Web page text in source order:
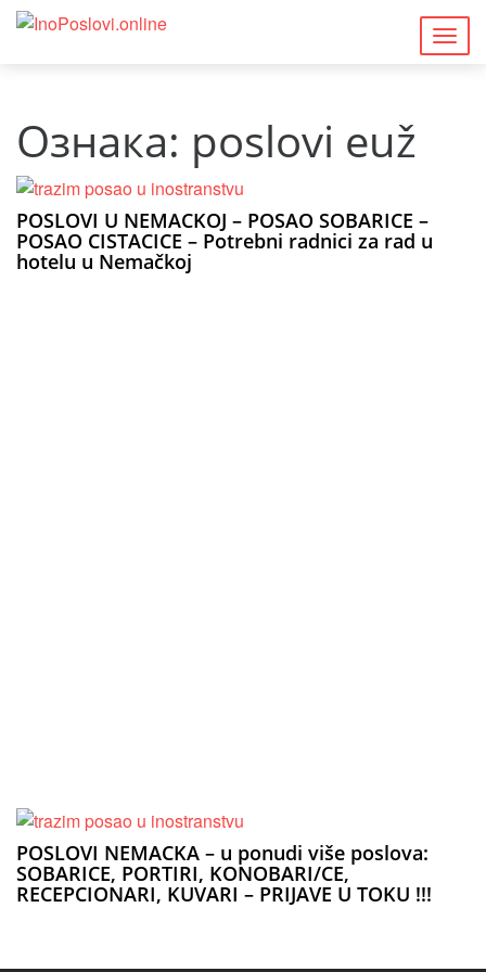
Ознака: poslovi euž
POSLOVI U NEMACKOJ – POSAO SOBARICE –
POSAO CISTACICE – Potrebni radnici za rad u
hotelu u Nemačkoj
POSLOVI NEMACKA – u ponudi više poslova:
SOBARICE, PORTIRI, KONOBARI/CE,
RECEPCIONARI, KUVARI – PRIJAVE U TOKU !!!